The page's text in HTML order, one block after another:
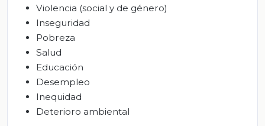
Violencia (social y de género)
Inseguridad
Pobreza
Salud
Educación
Desempleo
Inequidad
Deterioro ambiental